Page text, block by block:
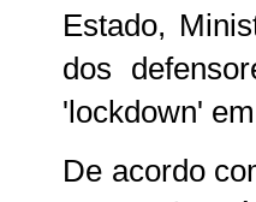
Estado,
dos
'lockdown'
De acordo